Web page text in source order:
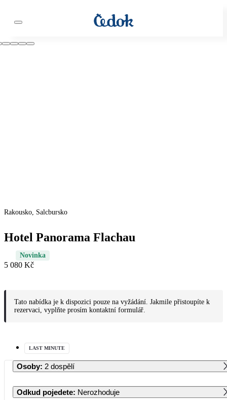
Rakousko, Salcbursko
Hotel Panorama Flachau
Novinka
5 080 Kč
Tato nabídka je k dispozici pouze na vyžádání. Jakmile přistoupíte k
rezervaci, vyplňte prosím kontaktní formulář.
LAST MINUTE
Osoby: 2 dospělí
Odkud pojedete: Nerozhoduje